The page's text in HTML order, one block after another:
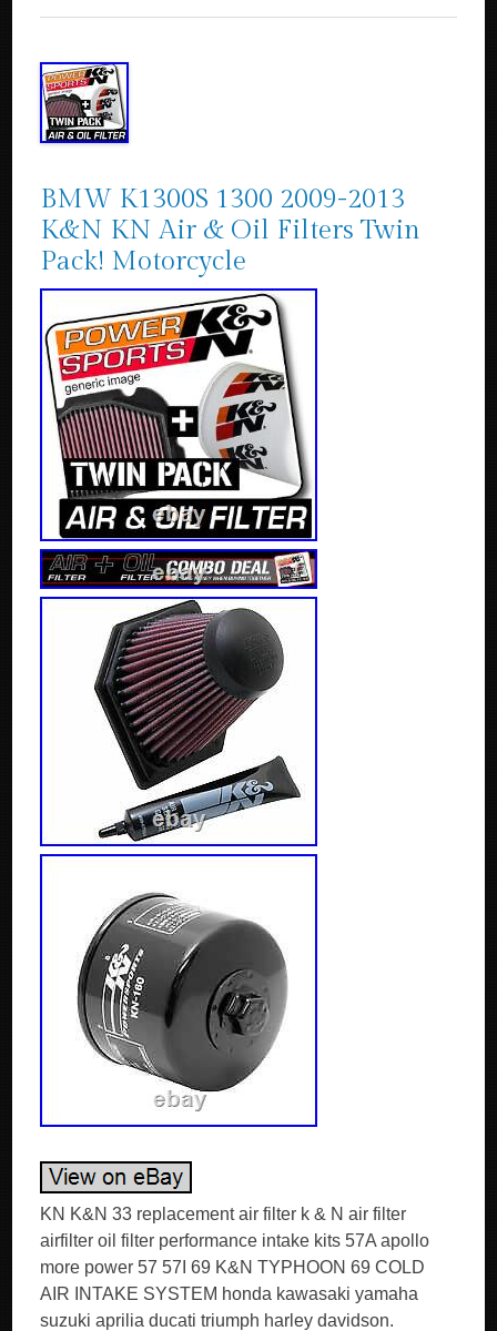
BMW K1300S 1300 2009-2013
K&N KN Air & Oil Filters Twin
Pack! Motorcycle
KN K&N 33 replacement air filter k & N air filter
airfilter oil filter performance intake kits 57A apollo
more power 57 57I 69 K&N TYPHOON 69 COLD
AIR INTAKE SYSTEM honda kawasaki yamaha
suzuki aprilia ducati triumph harley davidson.